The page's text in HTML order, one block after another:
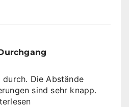
Die Abstände
sind sehr knapp.